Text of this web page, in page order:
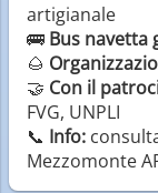
artigianale
🚌 Bus navetta
🌰
🤝 Con il
FVG, UNPLI
📞 Info:
Mezzomonte